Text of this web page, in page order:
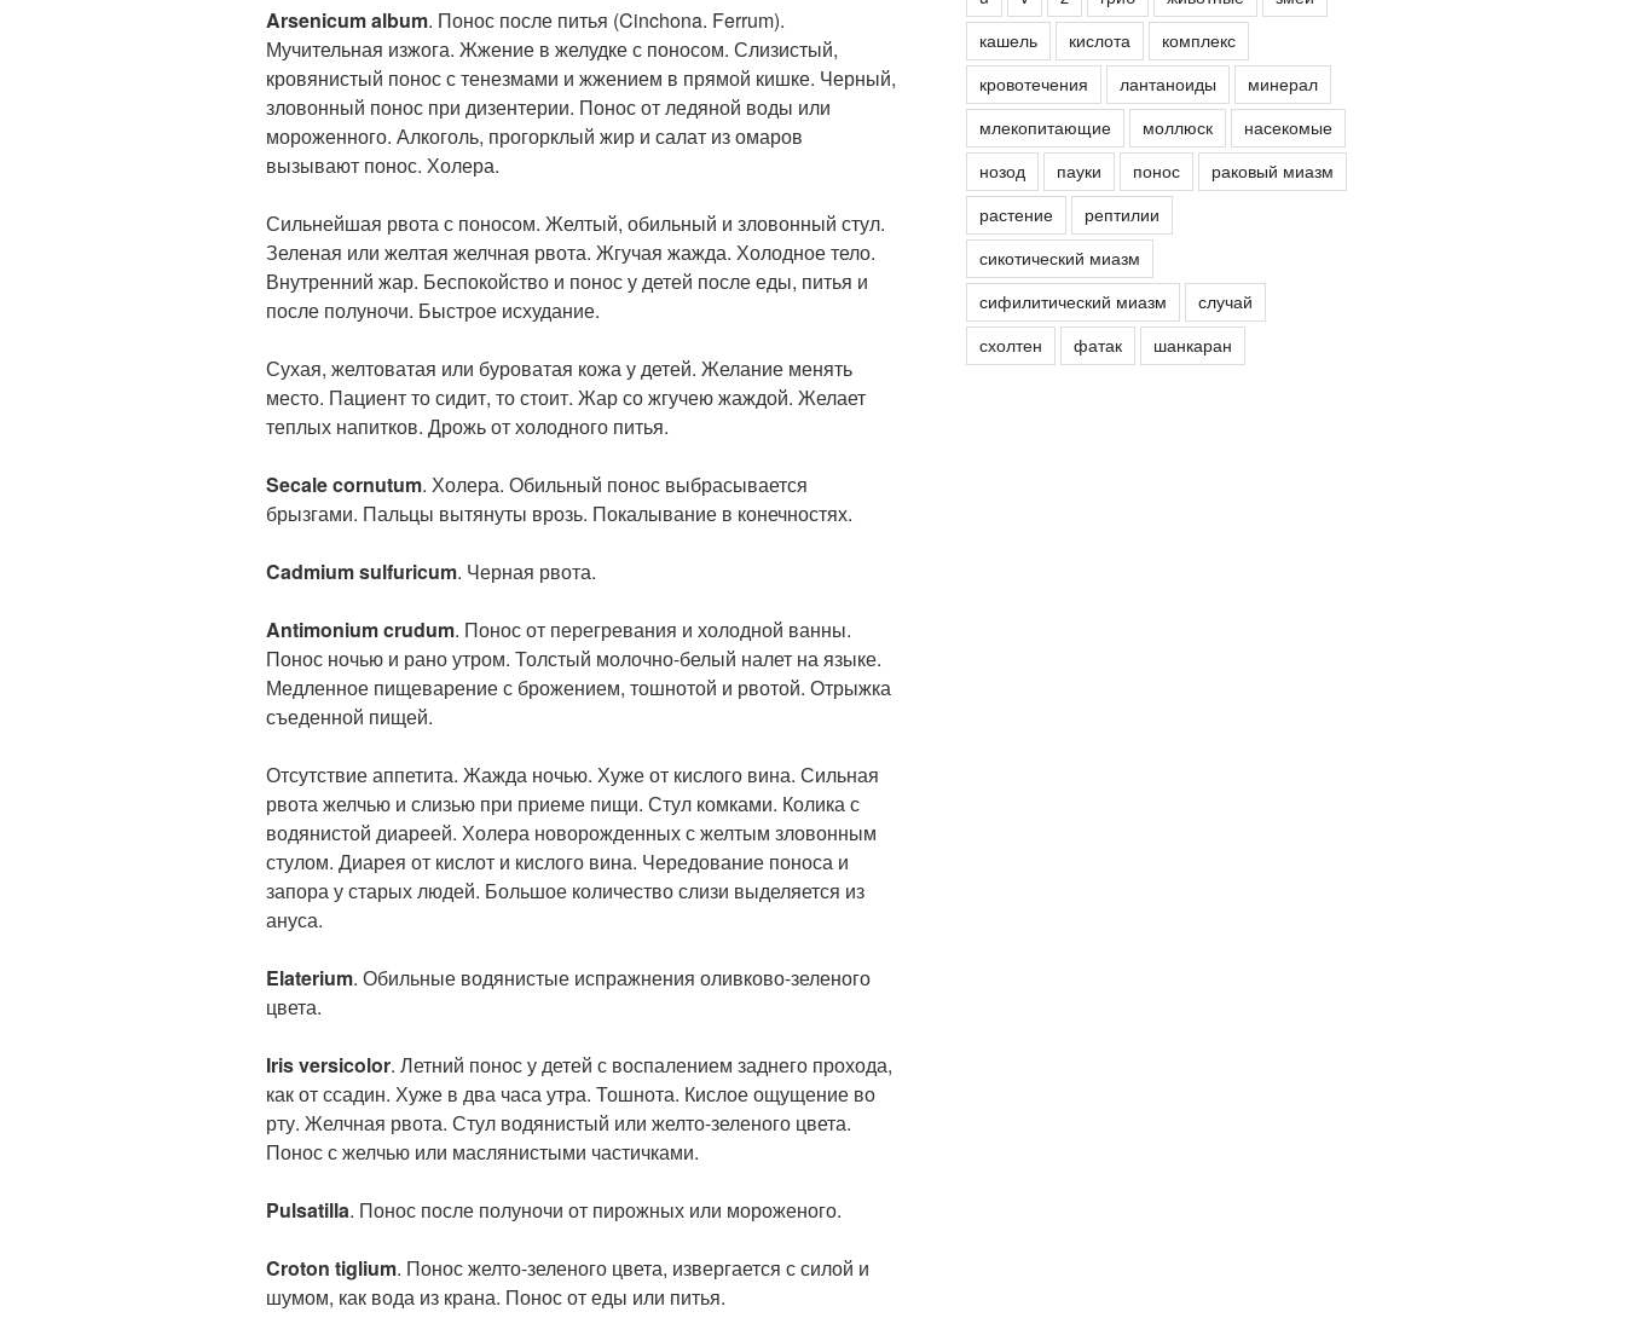
Arsenicum album. Понос после питья (Cinchona. Ferrum).
Мучительная изжога. Жжение в желудке с поносом. Слизистый,
кровянистый понос с тенезмами и жжением в прямой кишке. Черный,
зловонный понос при дизентерии. Понос от ледяной воды или
мороженного. Алкоголь, прогорклый жир и салат из омаров
вызывают понос. Холера.
Сильнейшая рвота с поносом. Желтый, обильный и зловонный стул.
Зеленая или желтая желчная рвота. Жгучая жажда. Холодное тело.
Внутренний жар. Беспокойство и понос у детей после еды, питья и
после полуночи. Быстрое исхудание.
Сухая, желтоватая или буроватая кожа у детей. Желание менять
место. Пациент то сидит, то стоит. Жар со жгучею жаждой. Желает
теплых напитков. Дрожь от холодного питья.
Secale cornutum. Холера. Обильный понос выбрасывается
брызгами. Пальцы вытянуты врозь. Покалывание в конечностях.
Cadmium sulfuricum. Черная рвота.
Antimonium crudum. Понос от перегревания и холодной ванны.
Понос ночью и рано утром. Толстый молочно-белый налет на языке.
Медленное пищеварение с брожением, тошнотой и рвотой. Отрыжка
съеденной пищей.
Отсутствие аппетита. Жажда ночью. Хуже от кислого вина. Сильная
рвота желчью и слизью при приеме пищи. Стул комками. Колика с
водянистой диареей. Холера новорожденных с желтым зловонным
стулом. Диарея от кислот и кислого вина. Чередование поноса и
запора у старых людей. Большое количество слизи выделяется из
ануса.
Elaterium. Обильные водянистые испражнения оливково-зеленого
цвета.
Iris versicolor. Летний понос у детей с воспалением заднего прохода,
как от ссадин. Хуже в два часа утра. Тошнота. Кислое ощущение во
рту. Желчная рвота. Стул водянистый или желто-зеленого цвета.
Понос с желчью или маслянистыми частичками.
Pulsatilla. Понос после полуночи от пирожных или мороженого.
Croton tiglium. Понос желто-зеленого цвета, извергается с силой и
шумом, как вода из крана. Понос от еды или питья.
кашель
кислота
комплекс
кровотечения
лантаноиды
минерал
млекопитающие
моллюск
насекомые
нозод
пауки понос
раковый миазм
растение
рептилии
сикотический миазм
сифилитический миазм
случай
схолтен
фатак шанкаран